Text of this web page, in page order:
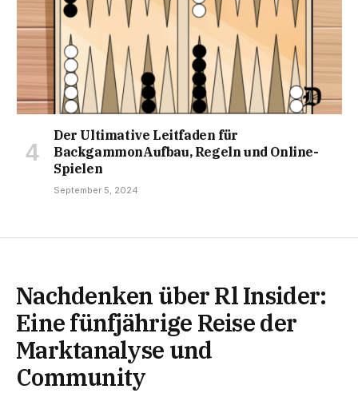
Der Ultimative Leitfaden für
BackgammonAufbau, Regeln und Online-
Spielen
September 5, 2024
Nachdenken über Rl Insider:
Eine fünfjährige Reise der
Marktanalyse und
Community